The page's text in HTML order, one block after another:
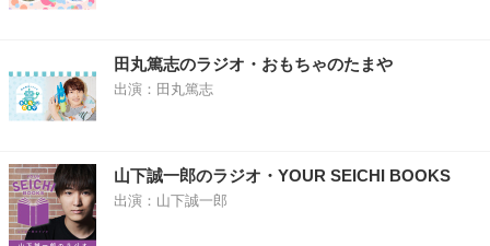
田丸篤志のラジオ・おもちゃのたまや
出演：田丸篤志
山下誠一郎のラジオ・YOUR SEICHI BOOKS
出演：山下誠一郎